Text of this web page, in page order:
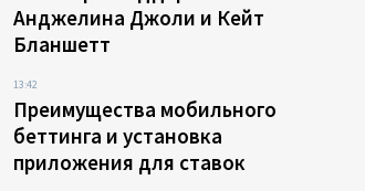
Анджелина Джоли и Кейт
Бланшетт
13:42
Преимущества мобильного
беттинга и установка
приложения для ставок